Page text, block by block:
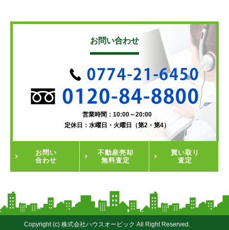
お問い合わせ
営業時間：10:00～20:00
定休日：水曜日・火曜日（第2・第4）
お問い
合わせ
不動産売却
無料査定
買い取り
査定
Copyright (c) 株式会社ハウスオービック All Right Reserved.